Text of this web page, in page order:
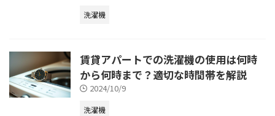
洗濯機
賃貸アパートでの洗濯機の使用は何時
から何時まで？適切な時間帯を解説
2024/10/9
洗濯機